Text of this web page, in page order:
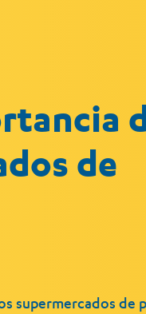
de
supermercados de